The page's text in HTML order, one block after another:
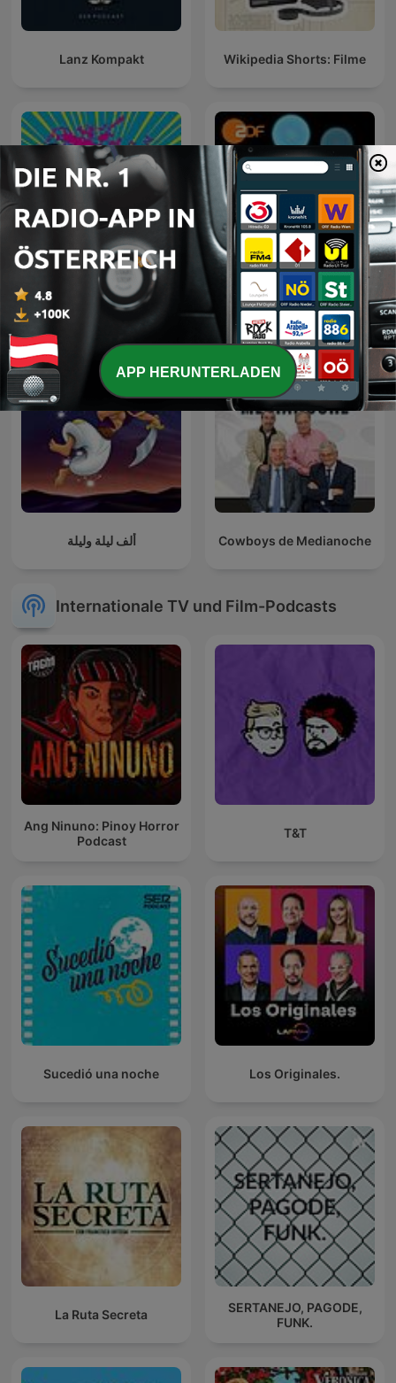
Lanz Kompakt Wikipedia Shorts: Filme
Retro Roundhouse Precht (AUDIO)
ألف ليلة وليلة Cowboys de Medianoche
Internationale TV und Film-Podcasts
Ang Ninuno: Pinoy Horror
Podcast
T&T
Sucedió una noche Los Originales.
La Ruta Secreta
SERTANEJO, PAGODE,
FUNK.
APP HERUNTERLADEN